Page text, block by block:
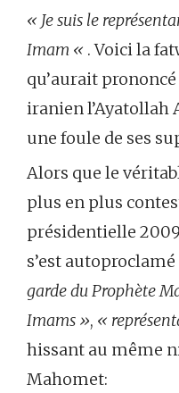
« Je suis le
Imam « . Voici la
qu’aurait
iranien l’Ayatollah
une foule de ses
Alors que le
plus en plus
présidentielle
s’est
garde du Prophète
Imams », «
hissant au même
Mahomet: